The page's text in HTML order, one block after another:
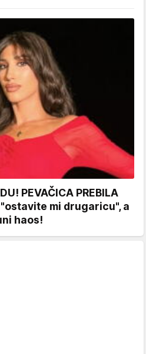
PEVAČICA PREBILA
"ostavite mi drugaricu", a
haos!